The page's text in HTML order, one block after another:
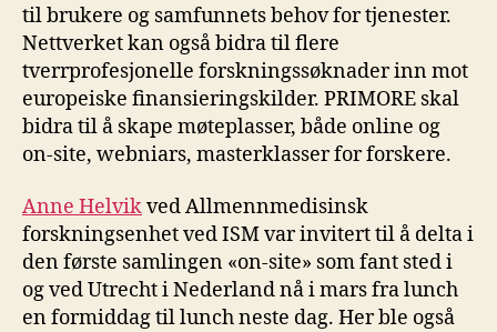
til brukere og samfunnets behov for tjenester.
Nettverket kan også bidra til flere
tverrprofesjonelle forskningssøknader inn mot
europeiske finansieringskilder. PRIMORE skal
bidra til å skape møteplasser, både online og
on-site, webniars, masterklasser for forskere.
Anne Helvikved Allmennmedisinsk
forskningsenhet ved ISM var invitert til å delta i
den første samlingen «on-site» som fant sted i
og ved Utrecht i Nederland nå i mars fra lunch
en formiddag til lunch neste dag. Her ble også